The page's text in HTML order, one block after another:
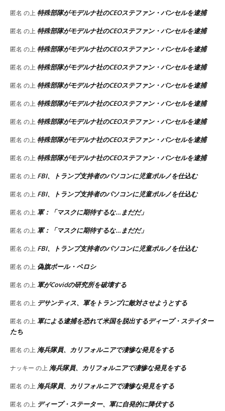
匿名 の上 特殊部隊がモデルナ社のCEOステファン・バンセルを逮捕
匿名 の上 特殊部隊がモデルナ社のCEOステファン・バンセルを逮捕
匿名 の上 特殊部隊がモデルナ社のCEOステファン・バンセルを逮捕
匿名 の上 特殊部隊がモデルナ社のCEOステファン・バンセルを逮捕
匿名 の上 特殊部隊がモデルナ社のCEOステファン・バンセルを逮捕
匿名 の上 特殊部隊がモデルナ社のCEOステファン・バンセルを逮捕
匿名 の上 特殊部隊がモデルナ社のCEOステファン・バンセルを逮捕
匿名 の上 特殊部隊がモデルナ社のCEOステファン・バンセルを逮捕
匿名 の上 特殊部隊がモデルナ社のCEOステファン・バンセルを逮捕
匿名 の上 FBI、トランプ支持者のパソコンに児童ポルノを仕込む
匿名 の上 FBI、トランプ支持者のパソコンに児童ポルノを仕込む
匿名 の上 軍：「マスクに期待するな…まだだ」
匿名 の上 軍：「マスクに期待するな…まだだ」
匿名 の上 FBI、トランプ支持者のパソコンに児童ポルノを仕込む
匿名 の上 偽旗ポール・ペロシ
匿名 の上 軍がCovidの研究所を破壊する
匿名 の上 デサンティス、軍をトランプに敵対させようとする
匿名 の上 軍による逮捕を恐れて米国を脱出するディープ・ステイター
たち
匿名 の上 海兵隊員、カリフォルニアで凄惨な発見をする
ナッキー の上 海兵隊員、カリフォルニアで凄惨な発見をする
匿名 の上 海兵隊員、カリフォルニアで凄惨な発見をする
匿名 の上 ディープ・ステーター、軍に自発的に降伏する